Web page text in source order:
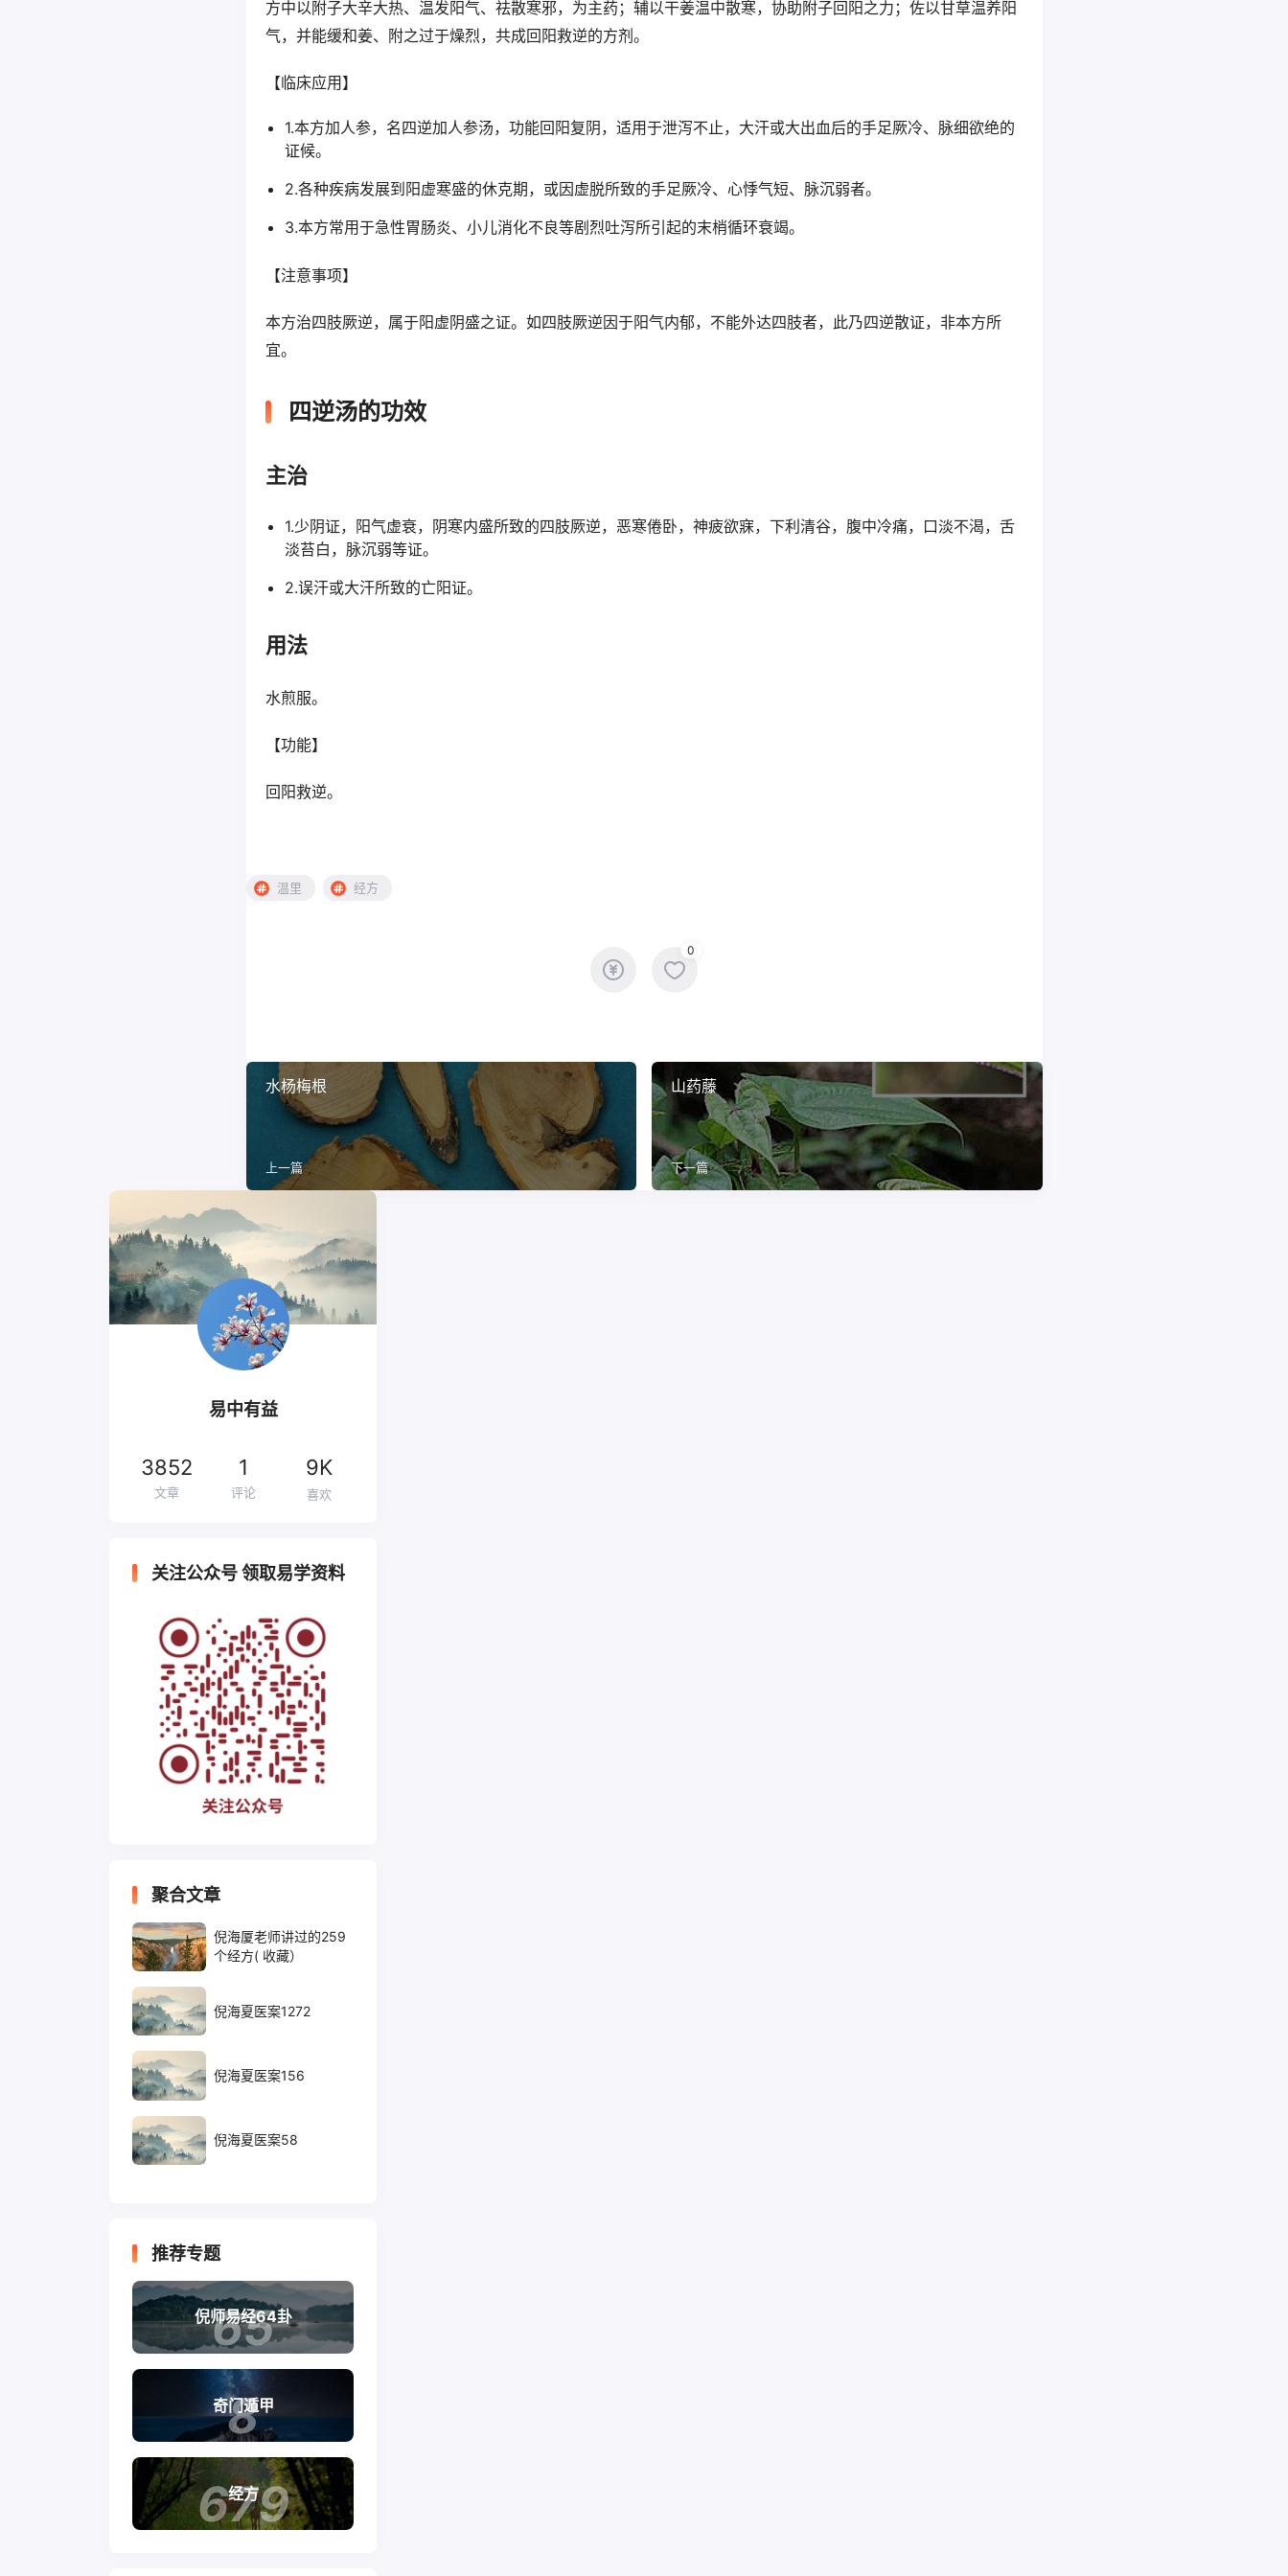
方中以附子大辛大热、温发阳气、祛散寒邪，为主药；辅以干姜温中散寒，协助附子回阳之力；佐以甘草温养阳
气，并能缓和姜、附之过于燥烈，共成回阳救逆的方剂。
【临床应用】
1.本方加人参，名四逆加人参汤，功能回阳复阴，适用于泄泻不止，大汗或大出血后的手足厥冷、脉细欲绝的
证候。
2.各种疾病发展到阳虚寒盛的休克期，或因虚脱所致的手足厥冷、心悸气短、脉沉弱者。
3.本方常用于急性胃肠炎、小儿消化不良等剧烈吐泻所引起的末梢循环衰竭。
【注意事项】
本方治四肢厥逆，属于阳虚阴盛之证。如四肢厥逆因于阳气内郁，不能外达四肢者，此乃四逆散证，非本方所
宜。
四逆汤的功效
主治
1.少阴证，阳气虚衰，阴寒内盛所致的四肢厥逆，恶寒倦卧，神疲欲寐，下利清谷，腹中冷痛，口淡不渴，舌
淡苔白，脉沉弱等证。
2.误汗或大汗所致的亡阳证。
用法
水煎服。
【功能】
回阳救逆。
温里 经方
0
水杨梅根
上一篇
山药藤
下一篇
易中有益
3852
文章
1
评论
9K
喜欢
关注公众号 领取易学资料
聚合文章
倪海厦老师讲过的259
个经方( 收藏）
倪海夏医案1272
倪海夏医案156
倪海夏医案58
推荐专题
65
倪师易经64卦
8
奇门遁甲
679
经方